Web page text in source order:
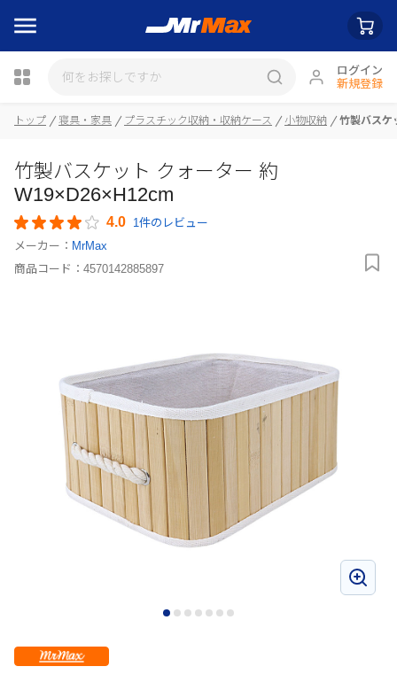
ログイン
新規登録
瓶詰
トップ 寝具・家具 プラスチック収納・収納ケース 小物収納 竹製バスケ
竹製バスケット クォーター 約
W19×D26×H12cm
4.0 1件のレビュー
メーカー： MrMax
商品コード： 4570142885897